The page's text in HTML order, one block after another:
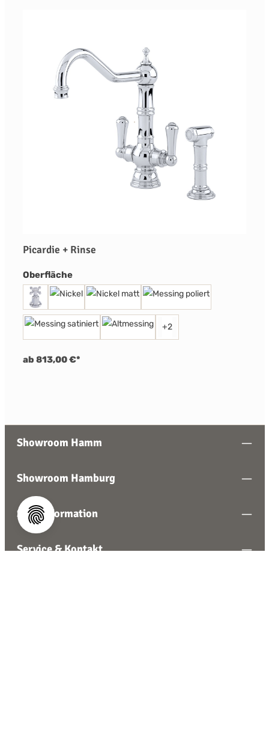
Picardie + Rinse
Oberflächeauswählen
+2
ab 813,00 €*
Showroom Hamm
Showroom Hamburg
Shopinformation
Service & Kontakt